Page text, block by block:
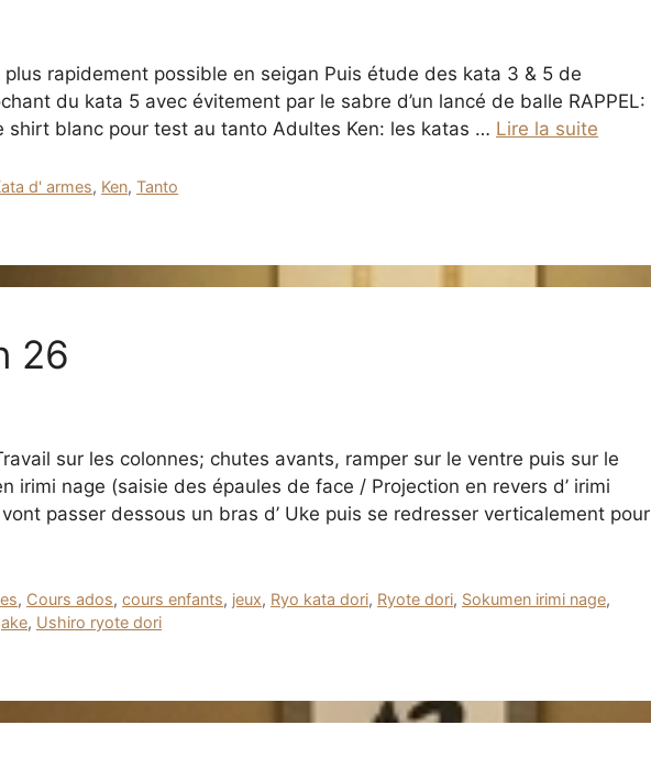
rapidement possible en seigan Puis étude des kata 3 & 5 de
du kata 5 avec évitement par le sabre d’un lancé de balle RAPPEL:
shirt blanc pour test au tanto Adultes Ken: les katas … Lire la suite
d' armes, Ken,Tanto
26
sur les colonnes; chutes avants, ramper sur le ventre puis sur le
irimi nage (saisie des épaules de face / Projection en revers d’ irimi
passer dessous un bras d’ Uke puis se redresser verticalement pour
, Cours ados,cours enfants, jeux, Ryo kata dori, Ryote dori, Sokumen irimi nage,
, Ushiro ryote dori